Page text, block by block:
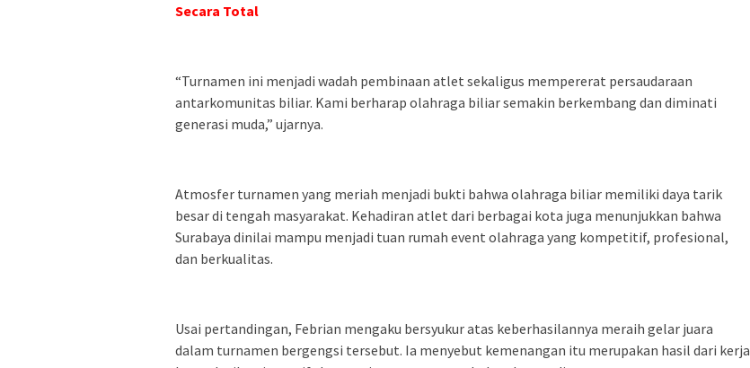
Secara Total
“Turnamen ini menjadi wadah pembinaan atlet sekaligus mempererat persaudaraan
antarkomunitas biliar. Kami berharap olahraga biliar semakin berkembang dan diminati
generasi muda,” ujarnya.
Atmosfer turnamen yang meriah menjadi bukti bahwa olahraga biliar memiliki daya tarik
besar di tengah masyarakat. Kehadiran atlet dari berbagai kota juga menunjukkan bahwa
Surabaya dinilai mampu menjadi tuan rumah event olahraga yang kompetitif, profesional,
dan berkualitas.
Usai pertandingan, Febrian mengaku bersyukur atas keberhasilannya meraih gelar juara
dalam turnamen bergengsi tersebut. Ia menyebut kemenangan itu merupakan hasil dari kerja